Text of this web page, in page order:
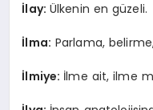
İlay: Ülkenin en güzeli.
İlma: Parlama,
İlmiye: İlme ait, ilme